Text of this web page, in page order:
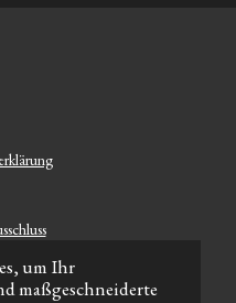
um Ihr
maßgeschneiderte